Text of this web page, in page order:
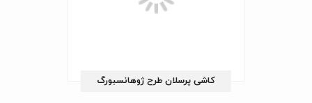
کاشی پرسلان طرح ژوهانسبورگ